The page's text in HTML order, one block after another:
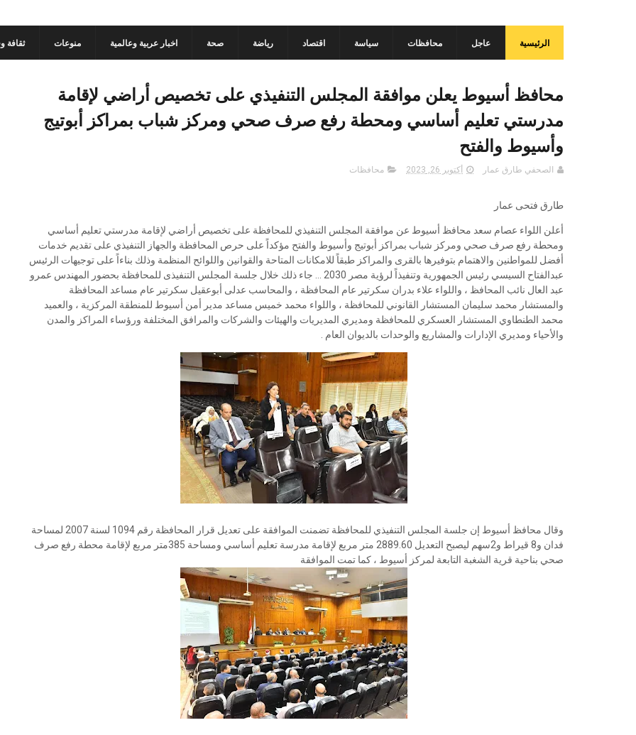
الرئيسية عاجل محافظات سياسة اقتصاد رياضة صحة اخبار عربية وعالمية منوعات ثقافة
محافظ أسيوط يعلن موافقة المجلس التنفيذي على تخصيص أراضي لإقامة
مدرستي تعليم أساسي ومحطة رفع صرف صحي ومركز شباب بمراكز أبوتيج
وأسيوط والفتح
الصحفي طارق عمار أكتوبر 26, 2023 محافظات
طارق فتحى عمار
أعلن اللواء عصام سعد محافظ أسيوط عن موافقة المجلس التنفيذي للمحافظة على تخصيص أراضي لإقامة مدرستي تعليم أساسي
ومحطة رفع صرف صحي ومركز شباب بمراكز أبوتيج وأسيوط والفتح مؤكداً على حرص المحافظة والجهاز التنفيذي على تقديم خدمات
أفضل للمواطنين والاهتمام بتوفيرها بالقرى والمراكز طبقاً للامكانات المتاحة والقوانين واللوائح المنظمة وذلك بناءاً على توجيهات الرئيس
عبدالفتاح السيسي رئيس الجمهورية وتنفيذاً لرؤية مصر 2030 ... جاء ذلك خلال جلسة المجلس التنفيذى للمحافظة بحضور المهندس عمرو
عبد العال نائب المحافظ ، واللواء علاء بدران سكرتير عام المحافظة ، والمحاسب عدلى أبوعقيل سكرتير عام مساعد المحافظة
والمستشار محمد سليمان المستشار القانوني للمحافظة ، واللواء محمد خميس مساعد مدير أمن أسيوط للمنطقة المركزية ، والعميد
محمد الطنطاوي المستشار العسكري للمحافظة ومديري المديريات والهيئات والشركات والمرافق المختلفة ورؤساء المراكز والمدن
والأحياء ومديري الإدارات والمشاريع والوحدات بالديوان العام .
وقال محافظ أسيوط إن جلسة المجلس التنفيذي للمحافظة تضمنت الموافقة على تعديل قرار المحافظة رقم 1094 لسنة 2007 لمساحة
فدان و8 قيراط و2سهم ليصبح التعديل 2889.60 متر مربع لإقامة مدرسة تعليم أساسي ومساحة 385متر مربع لإقامة محطة رفع صرف
صحي بناحية قرية الشغبة التابعة لمركز أسيوط ، كما تمت الموافقة